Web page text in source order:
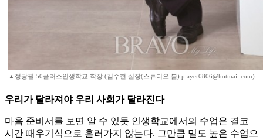
▲정광필 50플러스인생학교 학장 (김수현 실장(스튜디오 봄) player0806@hotmail.com)
우리가 달라져야 우리 사회가 달라진다
마음 준비서를 보면 알 수 있듯 인생학교에서의 수업은 결코
시간 때우기식으로 흘러가지 않는다. 그만큼 밀도 높은 수업으